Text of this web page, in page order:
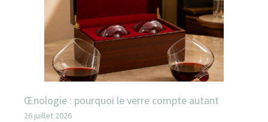
Œnologie : pourquoi le verre compte autant
26 juillet 2026